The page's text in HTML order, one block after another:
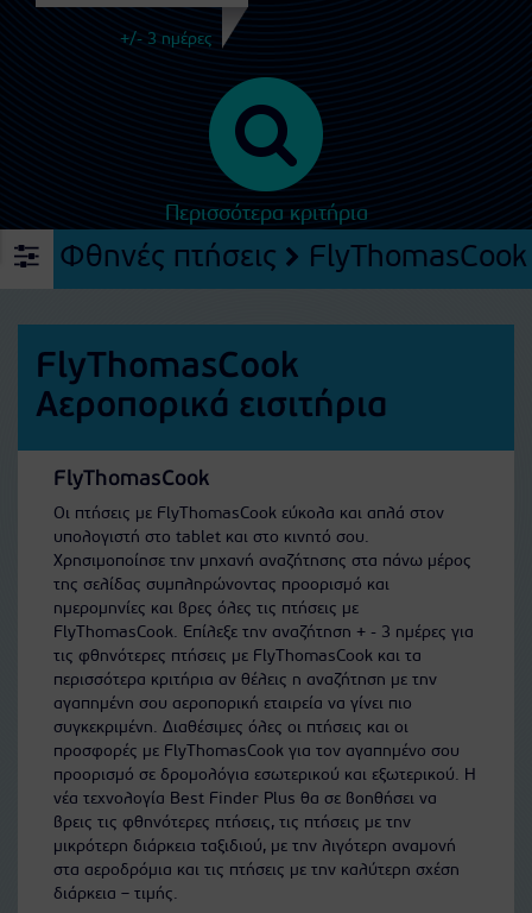
+/- 3 ημέρες
Περισσότερα κριτήρια
Φθηνές πτήσεις FlyThomasCook
FlyThomasCook
Αεροπορικά εισιτήρια
FlyThomasCook
Οι πτήσεις με FlyThomasCook εύκολα και απλά στον
υπολογιστή στο tablet και στο κινητό σου.
Χρησιμοποίησε την μηχανή αναζήτησης στα πάνω μέρος
της σελίδας συμπληρώνοντας προορισμό και
ημερομηνίες και βρες όλες τις πτήσεις με
FlyThomasCook. Επίλεξε την αναζήτηση + - 3 ημέρες για
τις φθηνότερες πτήσεις με FlyThomasCook και τα
περισσότερα κριτήρια αν θέλεις η αναζήτηση με την
αγαπημένη σου αεροπορική εταιρεία να γίνει πιο
συγκεκριμένη. Διαθέσιμες όλες οι πτήσεις και οι
προσφορές με FlyThomasCook για τον αγαπημένο σου
προορισμό σε δρομολόγια εσωτερικού και εξωτερικού. Η
νέα τεχνολογία Best Finder Plus θα σε βοηθήσει να
βρεις τις φθηνότερες πτήσεις, τις πτήσεις με την
μικρότερη διάρκεια ταξιδιού, με την λιγότερη αναμονή
στα αεροδρόμια και τις πτήσεις με την καλύτερη σχέση
διάρκεια – τιμής.